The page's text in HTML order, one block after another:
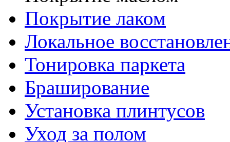
Покрытие лаком
Локальное
Тонировка паркета
Браширование
Установка плинтусов
Уход за полом